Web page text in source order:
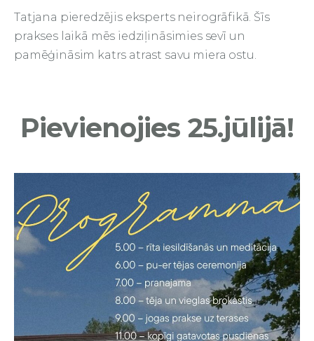
Tatjana pieredzējis eksperts neirogrāfikā. Šīs
prakses laikā mēs iedziļināsimies sevī un
pamēģināsim katrs atrast savu miera ostu.
Pievienojies 25.jūlijā!